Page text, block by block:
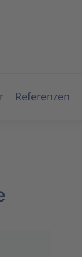
Referenzen